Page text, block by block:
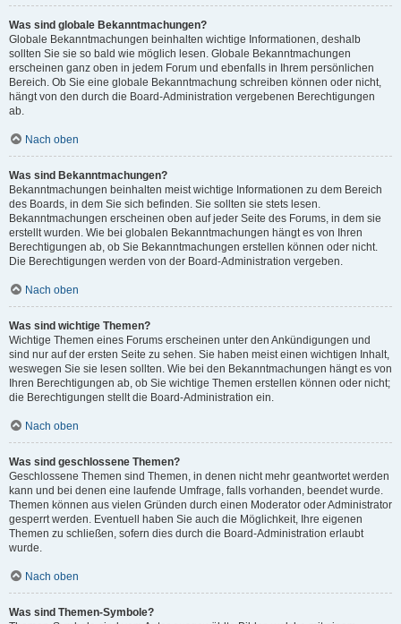
Was sind globale Bekanntmachungen?
Globale Bekanntmachungen beinhalten wichtige Informationen, deshalb
sollten Sie sie so bald wie möglich lesen. Globale Bekanntmachungen
erscheinen ganz oben in jedem Forum und ebenfalls in Ihrem persönlichen
Bereich. Ob Sie eine globale Bekanntmachung schreiben können oder nicht,
hängt von den durch die Board-Administration vergebenen Berechtigungen
ab.
Nach oben
Was sind Bekanntmachungen?
Bekanntmachungen beinhalten meist wichtige Informationen zu dem Bereich
des Boards, in dem Sie sich befinden. Sie sollten sie stets lesen.
Bekanntmachungen erscheinen oben auf jeder Seite des Forums, in dem sie
erstellt wurden. Wie bei globalen Bekanntmachungen hängt es von Ihren
Berechtigungen ab, ob Sie Bekanntmachungen erstellen können oder nicht.
Die Berechtigungen werden von der Board-Administration vergeben.
Nach oben
Was sind wichtige Themen?
Wichtige Themen eines Forums erscheinen unter den Ankündigungen und
sind nur auf der ersten Seite zu sehen. Sie haben meist einen wichtigen Inhalt,
weswegen Sie sie lesen sollten. Wie bei den Bekanntmachungen hängt es von
Ihren Berechtigungen ab, ob Sie wichtige Themen erstellen können oder nicht;
die Berechtigungen stellt die Board-Administration ein.
Nach oben
Was sind geschlossene Themen?
Geschlossene Themen sind Themen, in denen nicht mehr geantwortet werden
kann und bei denen eine laufende Umfrage, falls vorhanden, beendet wurde.
Themen können aus vielen Gründen durch einen Moderator oder Administrator
gesperrt werden. Eventuell haben Sie auch die Möglichkeit, Ihre eigenen
Themen zu schließen, sofern dies durch die Board-Administration erlaubt
wurde.
Nach oben
Was sind Themen-Symbole?